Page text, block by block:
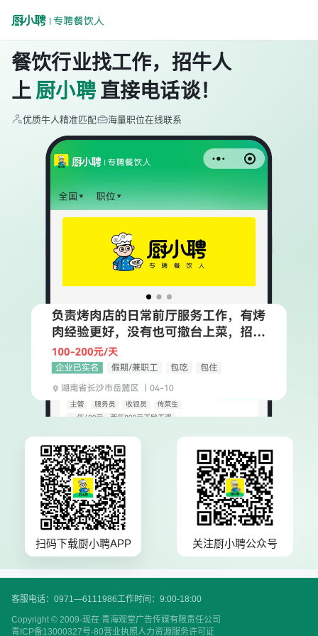
餐饮行业找工作，招牛人
上 厨小聘 直接电话谈！
优质牛人精准匹配 海量职位在线联系
扫码下载厨小聘APP 关注厨小聘公众号
客服电话：0971—6111986工作时间：9:00-18:00
Copyright © 2009-现在 青海观堂广告传媒有限责任公司
青ICP备13000327号-80营业执照人力资源服务许可证